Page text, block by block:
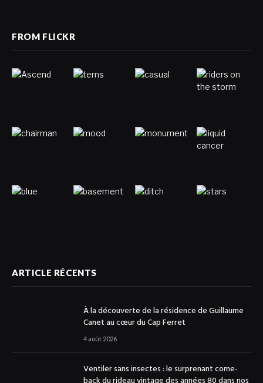
FROM FLICKR
ARTICLE RÉCENTS
À la découverte de la résidence de Guillaume
Canet au cœur du Cap Ferret
4 août 2026
Ventiler sans insectes : le surprenant come-